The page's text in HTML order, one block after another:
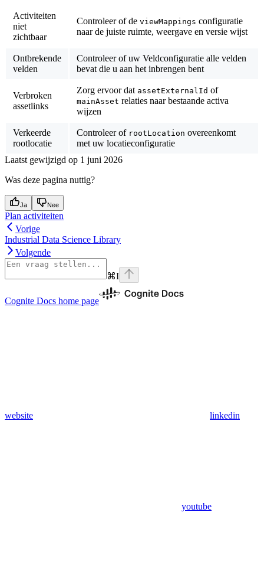
Activiteiten
niet
zichtbaar
Controleer of de viewMappings configuratie
naar de juiste ruimte, weergave en versie wijst
Ontbrekende
velden
Controleer of uw Veldconfiguratie alle velden
bevat die u aan het inbrengen bent
Verbroken
assetlinks
Zorg ervoor dat assetExternalId of
mainAsset relaties naar bestaande activa
wijzen
Verkeerde
rootlocatie
Controleer of rootLocation overeenkomt
met uw locatieconfiguratie
Laatst gewijzigd op 1 juni 2026
Was deze pagina nuttig?
Ja Nee
Plan activiteiten
Vorige
Industrial Data Science Library
Volgende
⌘I
Cognite Docs home page
website linkedin
youtube